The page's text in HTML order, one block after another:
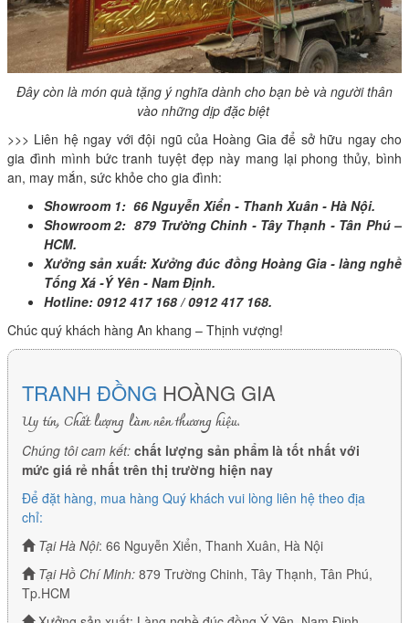
Đây còn là món quà tặng ý nghĩa dành cho bạn bè và người thân
vào những dịp đặc biệt
>>> Liên hệ ngay với đội ngũ của Hoàng Gia để sở hữu ngay cho
gia đình mình bức tranh tuyệt đẹp này mang lại phong thủy, bình
an, may mắn, sức khỏe cho gia đình:
Showroom 1: 66 Nguyễn Xiển - Thanh Xuân - Hà Nội.
Showroom 2: 879 Trường Chinh - Tây Thạnh - Tân Phú –
HCM.
Xưởng sản xuất: Xưởng đúc đồng Hoàng Gia - làng nghề
Tống Xá -Ý Yên - Nam Định.
Hotline: 0912 417 168 / 0912 417 168.
Chúc quý khách hàng An khang – Thịnh vượng!
TRANH ĐỒNG HOÀNG GIA
Uy tín, Chất lượng làm nên thương hiệu.
Chúng tôi cam kết: chất lượng sản phẩm là tốt nhất với
mức giá rẻ nhất trên thị trường hiện nay
Để đặt hàng, mua hàng Quý khách vui lòng liên hệ theo địa
chỉ:
Tại Hà Nội: 66 Nguyễn Xiển, Thanh Xuân, Hà Nội
Tại Hồ Chí Minh: 879 Trường Chinh, Tây Thạnh, Tân Phú,
Tp.HCM